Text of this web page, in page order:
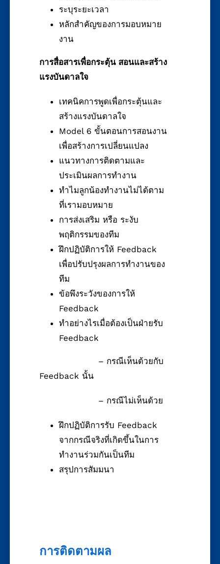
ระบุระยะเวลา
หลักสำคัญของการมอบหมาย
งาน
การสื่อสารเพื่อกระตุ้น สอนและสร้าง
แรงบันดาลใจ
เทคนิคการพูดเพื่อกระตุ้นและ
สร้างแรงบันดาลใจ
Model 6 ขั้นตอนการสอนงาน
เพื่อสร้างการเปลี่ยนแปลง
แนวทางการติดตามและ
ประเมินผลการทำงาน
ทำไมลูกน้องทำงานไม่ได้ตาม
ที่เรามอบหมาย
การส่งเสริม หรือ ระงับ
พฤติกรรมของทีม
ฝึกปฏิบัติการให้ Feedback
เพื่อปรับปรุงผลการทำงานของ
ทีม
ข้อพึงระวังของการให้
Feedback
ทำอย่างไรเมื่อต้องเป็นฝ่ายรับ
Feedback
– กรณีเห็นด้วยกับ
Feedback นั้น
– กรณีไม่เห็นด้วย
ฝึกปฏิบัติการรับ Feedback
จากกรณีจริงที่เกิดขึ้นในการ
ทำงานร่วมกันเป็นทีม
สรุปการสัมมนา
การติดตามผล